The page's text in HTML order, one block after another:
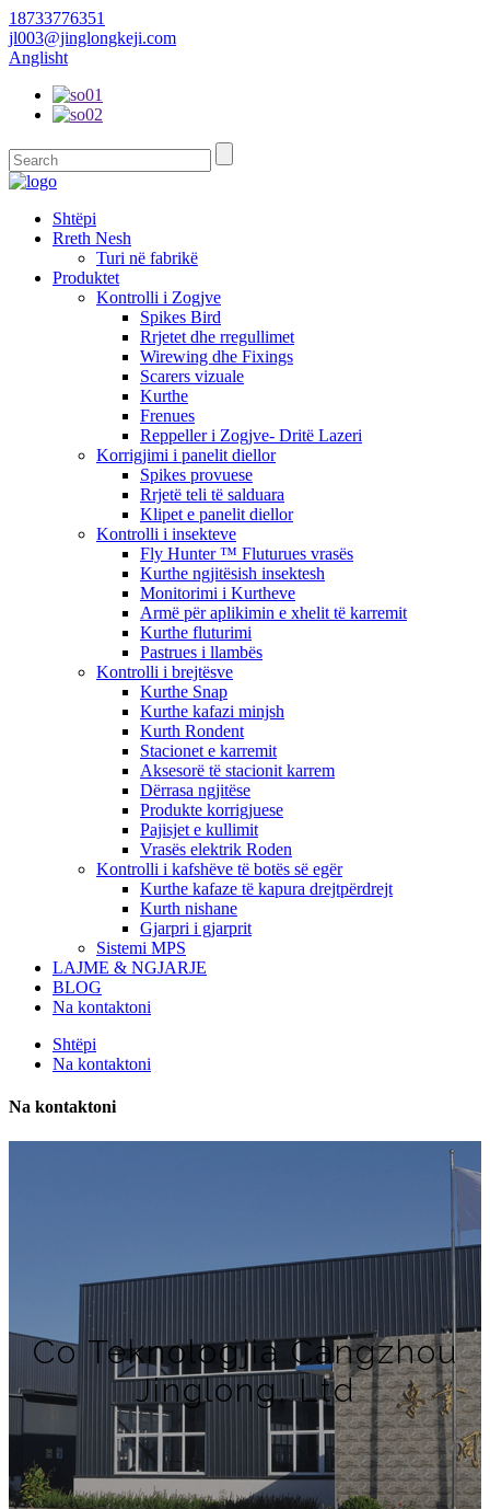
18733776351
jl003@jinglongkeji.com
Anglisht
Shtëpi
Rreth Nesh
Turi në fabrikë
Produktet
Kontrolli i Zogjve
Spikes Bird
Rrjetet dhe rregullimet
Wirewing dhe Fixings
Scarers vizuale
Kurthe
Frenues
Reppeller i Zogjve- Dritë Lazeri
Korrigjimi i panelit diellor
Spikes provuese
Rrjetë teli të salduara
Klipet e panelit diellor
Kontrolli i insekteve
Fly Hunter ™ Fluturues vrasës
Kurthe ngjitësish insektesh
Monitorimi i Kurtheve
Armë për aplikimin e xhelit të karremit
Kurthe fluturimi
Pastrues i llambës
Kontrolli i brejtësve
Kurthe Snap
Kurthe kafazi minjsh
Kurth Rondent
Stacionet e karremit
Aksesorë të stacionit karrem
Dërrasa ngjitëse
Produkte korrigjuese
Pajisjet e kullimit
Vrasës elektrik Roden
Kontrolli i kafshëve të botës së egër
Kurthe kafaze të kapura drejtpërdrejt
Kurth nishane
Gjarpri i gjarprit
Sistemi MPS
LAJME & NGJARJE
BLOG
Na kontaktoni
Shtëpi
Na kontaktoni
Na kontaktoni
Co Teknologjia Cangzhou
Jinglong, Ltd